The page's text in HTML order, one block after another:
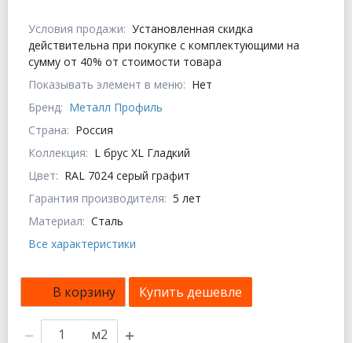
Условия продажи: Установленная скидка
действительна при покупке с комплектующими на
сумму от 40% от стоимости товара
Показывать элемент в меню: Нет
Бренд: Металл Профиль
Страна: Россия
Коллекция: L брус XL Гладкий
Цвет: RAL 7024 серый графит
Гарантия производителя: 5 лет
Материал: Сталь
Все характеристики
В корзину Купить дешевле
м2